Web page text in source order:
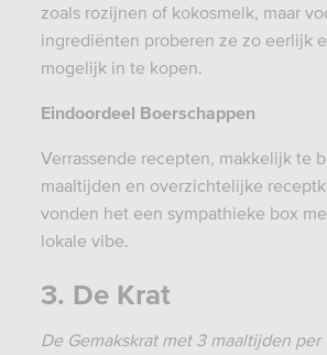
zoals rozijnen of kokosmelk, maar
ingrediënten proberen ze zo eerlijk
mogelijk in te kopen.
Eindoordeel Boerschappen
Verrassende recepten, makkelijk te
maaltijden en overzichtelijke
vonden het een sympathieke box
lokale vibe.
3. De Krat
De Gemakskrat met 3 maaltijden per